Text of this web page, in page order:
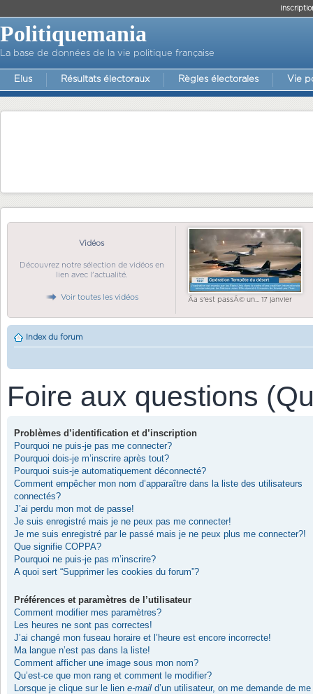
Politiquemania
La base de données de la vie politique française
Elus Résultats électoraux Règles électorales Vie
Vidéos
Découvrez notre sélection de vidéos en
lien avec l'actualité.
Voir toutes les vidéos Ãa s'est passÃ© un... 17 janvier
Index du forum
Foire aux questions
Problèmes d’identification et d’inscription
Pourquoi ne puis-je pas me connecter?
Pourquoi dois-je m’inscrire après tout?
Pourquoi suis-je automatiquement déconnecté?
Comment empêcher mon nom d’apparaître dans la liste des utilisateurs
connectés?
J’ai perdu mon mot de passe!
Je suis enregistré mais je ne peux pas me connecter!
Je me suis enregistré par le passé mais je ne peux plus me connecter?!
Que signifie COPPA?
Pourquoi ne puis-je pas m’inscrire?
A quoi sert “Supprimer les cookies du forum”?
Préférences et paramètres de l’utilisateur
Comment modifier mes paramètres?
Les heures ne sont pas correctes!
J’ai changé mon fuseau horaire et l’heure est encore incorrecte!
Ma langue n’est pas dans la liste!
Comment afficher une image sous mon nom?
Qu’est-ce que mon rang et comment le modifier?
Lorsque je clique sur le lien e-mail d’un utilisateur, on me demande de me